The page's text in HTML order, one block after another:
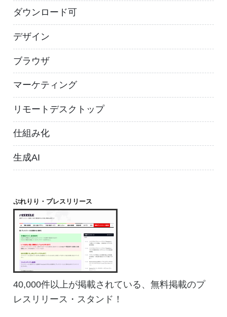
ダウンロード可
デザイン
ブラウザ
マーケティング
リモートデスクトップ
仕組み化
生成AI
ぷれりり・プレスリリース
40,000件以上が掲載されている、無料掲載のプ
レスリリース・スタンド！